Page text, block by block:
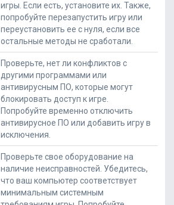
игры. Если есть, установите их. Также,
попробуйте перезапустить игру или
переустановить ее с нуля, если все
остальные методы не сработали.
Проверьте, нет ли конфликтов с
другими программами или
антивирусным ПО, которые могут
блокировать доступ к игре.
Попробуйте временно отключить
антивирусное ПО или добавить игру в
исключения.
Проверьте свое оборудование на
наличие неисправностей. Убедитесь,
что ваш компьютер соответствует
минимальным системным